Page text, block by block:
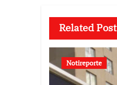
Related Post
Notireporte